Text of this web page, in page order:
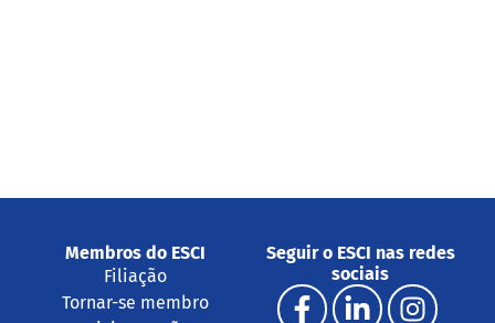
Membros do ESCI
Filiação
Tornar-se membro
Seguir o ESCI nas redes
sociais